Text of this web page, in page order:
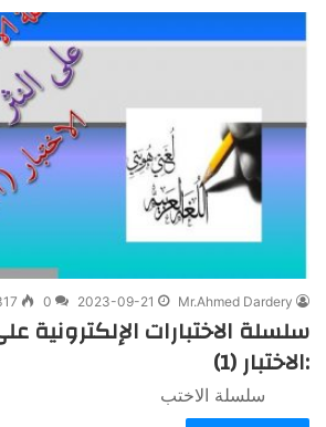
Mr.Ahmed Dardery
2023-09-21
0
سلسلة الاختبارات الإلكترونية
:الاختبار (1)
سلسلة الاختب